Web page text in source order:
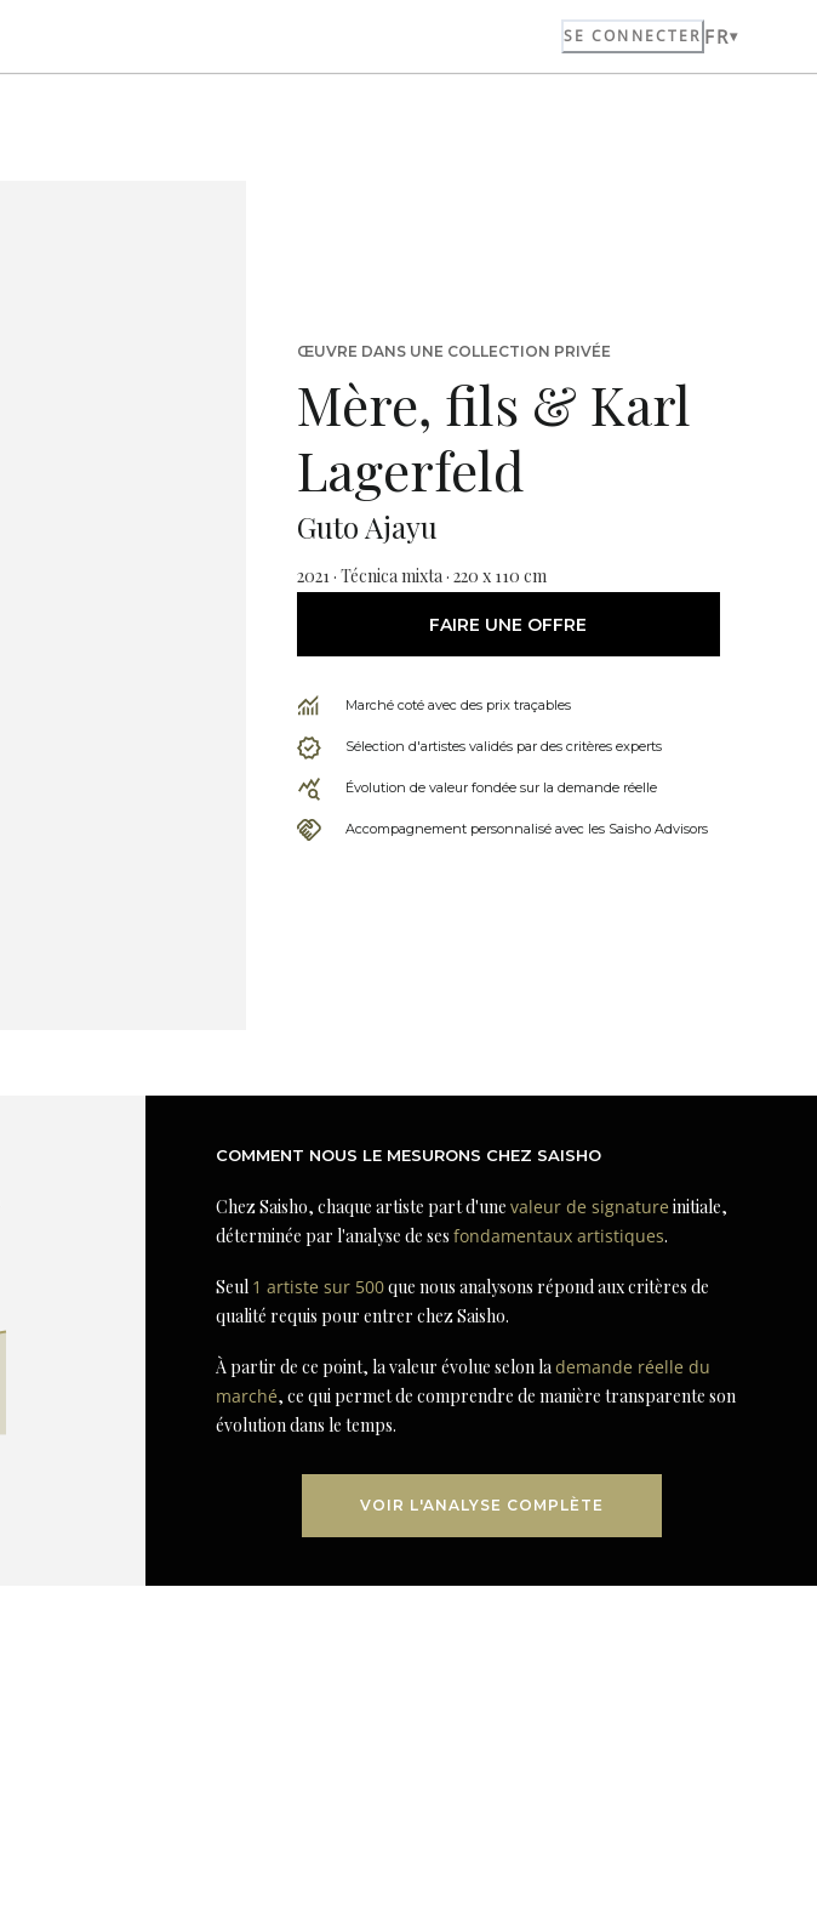
SE CONNECTER FR
ŒUVRE DANS UNE COLLECTION PRIVÉE
Mère, fils & Karl
Lagerfeld
Guto Ajayu
2021 · Técnica mixta · 220 x 110 cm
FAIRE UNE OFFRE
Marché coté avec des prix traçables
Sélection d'artistes validés par des critères experts
Évolution de valeur fondée sur la demande réelle
Accompagnement personnalisé avec les Saisho Advisors
COMMENT NOUS LE MESURONS CHEZ SAISHO
Chez Saisho, chaque artiste part d'unevaleur de signature initiale,
déterminée par l'analyse de sesfondamentaux artistiques.
Seul 1 artiste sur 500que nous analysons répond aux critères de
qualité requis pour entrer chez Saisho.
À partir de ce point, la valeur évolue selon lademande réelle du
marché, ce qui permet de comprendre de manière transparente son
évolution dans le temps.
VOIR L'ANALYSE COMPLÈTE